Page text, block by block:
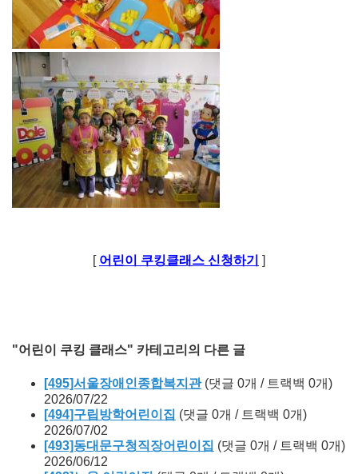
[ 어린이 쿠킹클래스 신청하기 ]
"어린이 쿠킹 클래스" 카테고리의 다른 글
[495]서울장애인종합복지관 (댓글 0개 / 트랙백 0개)
2026/07/22
[494]구립방학어린이집 (댓글 0개 / 트랙백 0개)
2026/07/02
[493]동대문구청직장어린이집 (댓글 0개 / 트랙백 0개)
2026/06/12